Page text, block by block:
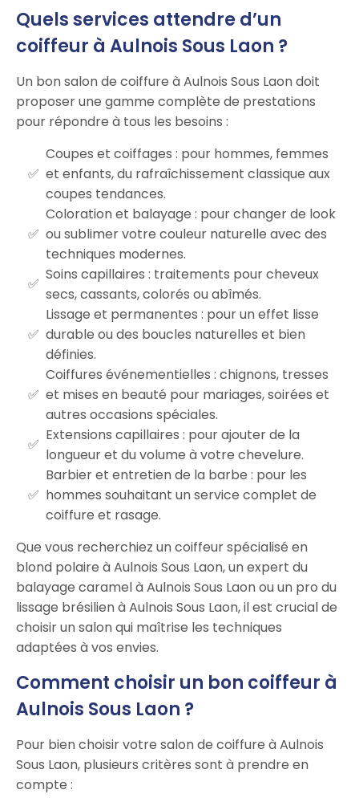
Quels services attendre d’un
coiffeur à Aulnois Sous Laon ?
Un bon salon de coiffure à Aulnois Sous Laon doit
proposer une gamme complète de prestations
pour répondre à tous les besoins :
Coupes et coiffages : pour hommes, femmes
et enfants, du rafraîchissement classique aux
coupes tendances.
Coloration et balayage : pour changer de look
ou sublimer votre couleur naturelle avec des
techniques modernes.
Soins capillaires : traitements pour cheveux
secs, cassants, colorés ou abîmés.
Lissage et permanentes : pour un effet lisse
durable ou des boucles naturelles et bien
définies.
Coiffures événementielles : chignons, tresses
et mises en beauté pour mariages, soirées et
autres occasions spéciales.
Extensions capillaires : pour ajouter de la
longueur et du volume à votre chevelure.
Barbier et entretien de la barbe : pour les
hommes souhaitant un service complet de
coiffure et rasage.
Que vous recherchiez un coiffeur spécialisé en
blond polaire à Aulnois Sous Laon, un expert du
balayage caramel à Aulnois Sous Laon ou un pro du
lissage brésilien à Aulnois Sous Laon, il est crucial de
choisir un salon qui maîtrise les techniques
adaptées à vos envies.
Comment choisir un bon coiffeur à
Aulnois Sous Laon ?
Pour bien choisir votre salon de coiffure à Aulnois
Sous Laon, plusieurs critères sont à prendre en
compte :